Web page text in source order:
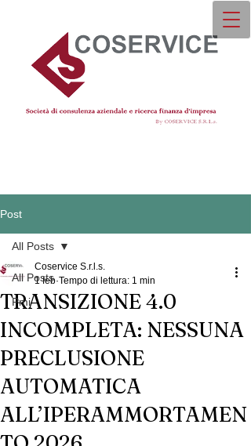
Post
All Posts
Pmi
All Posts
TRANSIZIONE 4.0
INCOMPLETA: NESSUNA
PRECLUSIONE
AUTOMATICA
ALL’IPERAMMORTAMEN
Coservice S.r.l.s.
1 feb Tempo di lettura: 1 min